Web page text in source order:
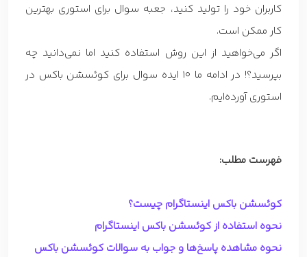
کاربران خود را تولید کنید، جعبه سوال برای استوری بهترین
کار ممکن است.
اگر می‌خواهید از این روش استفاده کنید اما نمی‌دانید چه
بپرسید؟! در ادامه ما 10 ایده سوال برای کوئسشن باکس در
استوری آورده‌ایم.
فهرست مطلب:
کوئسشن باکس اینستاگرام چیست؟
نحوه استفاده از کوئسشن باکس اینستاگرام
نحوه مشاهده پاسخ‌ها و جواب به سوالات کوئسشن باکس